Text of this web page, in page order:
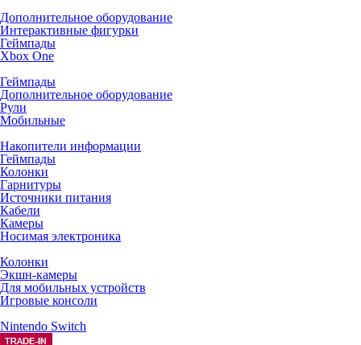
Дополнительное оборудование
Интерактивные фигурки
Геймпады
Xbox One
Геймпады
Дополнительное оборудование
Рули
Мобильные
Накопители информации
Геймпады
Колонки
Гарнитуры
Источники питания
Кабели
Камеры
Носимая электроника
Колонки
Экшн-камеры
Для мобильных устройств
Игровые консоли
Nintendo Switch